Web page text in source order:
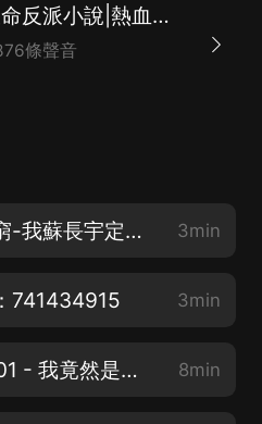
我竟然是天命反派小說|熱血玄幻慢更版
條聲音
《浩瀚》-莫欺少年窮-我蘇長宇定當蕩平九州！ 3min
741434915 3min
我竟然是天命反派001 - 我竟然是反派嗎？ 8min